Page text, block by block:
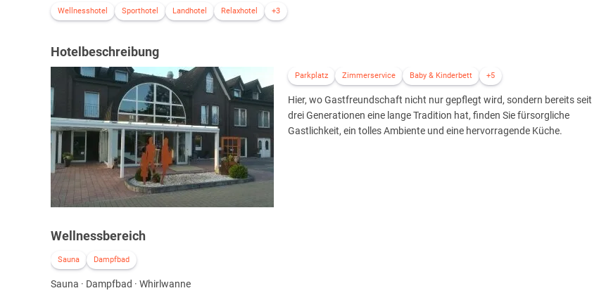
Wellnesshotel Sporthotel Landhotel Relaxhotel +3
Hotelbeschreibung
Parkplatz Zimmerservice Baby & Kinderbett +5
Hier, wo Gastfreundschaft nicht nur gepflegt wird, sondern bereits seit
drei Generationen eine lange Tradition hat, finden Sie fürsorgliche
Gastlichkeit, ein tolles Ambiente und eine hervorragende Küche.
Wellnessbereich
Sauna Dampfbad
Sauna · Dampfbad · Whirlwanne